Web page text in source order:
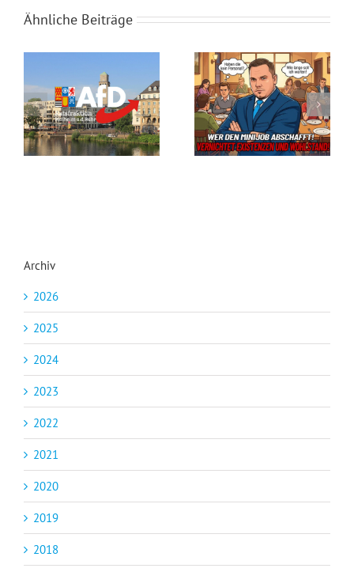
Ähnliche Beiträge
Archiv
2026
2025
2024
2023
2022
2021
2020
2019
2018